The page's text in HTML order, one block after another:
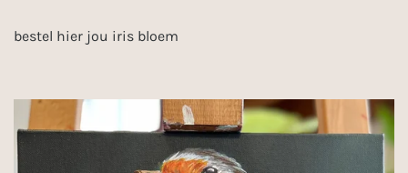
bestel hier jou iris bloem